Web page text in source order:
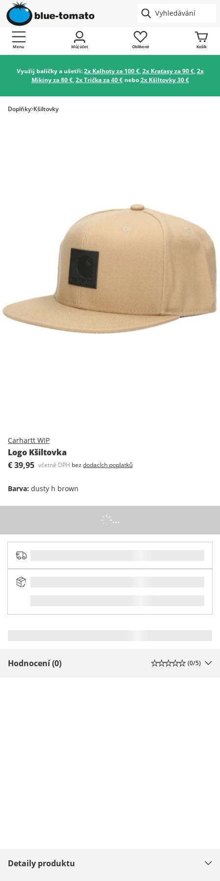
Menu Můj účet Oblíbené Košík
Využij balíčky a ušetři:2x Kalhoty za 100 €,2x Kraťasy za 90 €,2x
Mikiny za 80 €,2x Trička za 40 €nebo2x Kšiltovky 30 €
Doplňky Kšiltovky
Carhartt WIP
Logo Kšiltovka
€ 39,95 včetně DPH bez dodacích poplatků
Barva: dusty h brown
...
Hodnocení (0) (0/5)
Detaily produktu